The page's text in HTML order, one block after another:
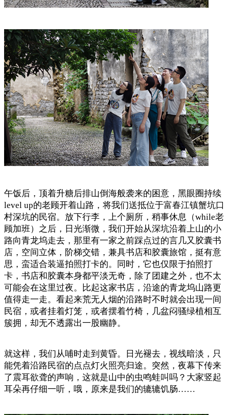
午饭后，顶着升糖后排山倒海般袭来的困意，黑眼圈持续
level up的老顾开着山路，将我们送抵位于富春江镇蟹坑口
村深坑的民宿。放下行李，上个厕所，稍事休息（while老
顾加班）之后，日光渐微，我们开始从深坑沿着上山的小
路向青龙坞走去，那里有一家之前踩点过的言几又胶囊书
店，空间立体，阶梯交错，兼具书店和胶囊旅馆，挺有意
思，蛮适合装逼拍照打卡的。同时，它也仅限于拍照打
卡，书店和胶囊本身都平淡无奇，除了团建之外，也不太
可能会在这里过夜。比起这家书店，沿途的青龙坞山路更
值得走一走。看起来荒无人烟的沿路时不时就会出现一间
民宿，或者挂着灯笼，或者摆着竹椅，几盆闷骚绿植相互
簇拥，却无不透露出一股幽静。
就这样，我们从哺时走到黄昏。日光褪去，视线暗淡，只
能凭着沿路民宿的点点灯火照亮归途。突然，夜幕下传来
了震耳欲聋的声响，这就是山中的虫鸣蛙叫吗？大家竖起
耳朵再仔细一听，哦，原来是我们的辘辘饥肠……